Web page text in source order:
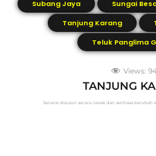
Subang Jaya
Sungai
Tanjung Karang
Teluk Panglima
Views:
TANJUNG
Senarai disusun secara rawak dan sentiasa